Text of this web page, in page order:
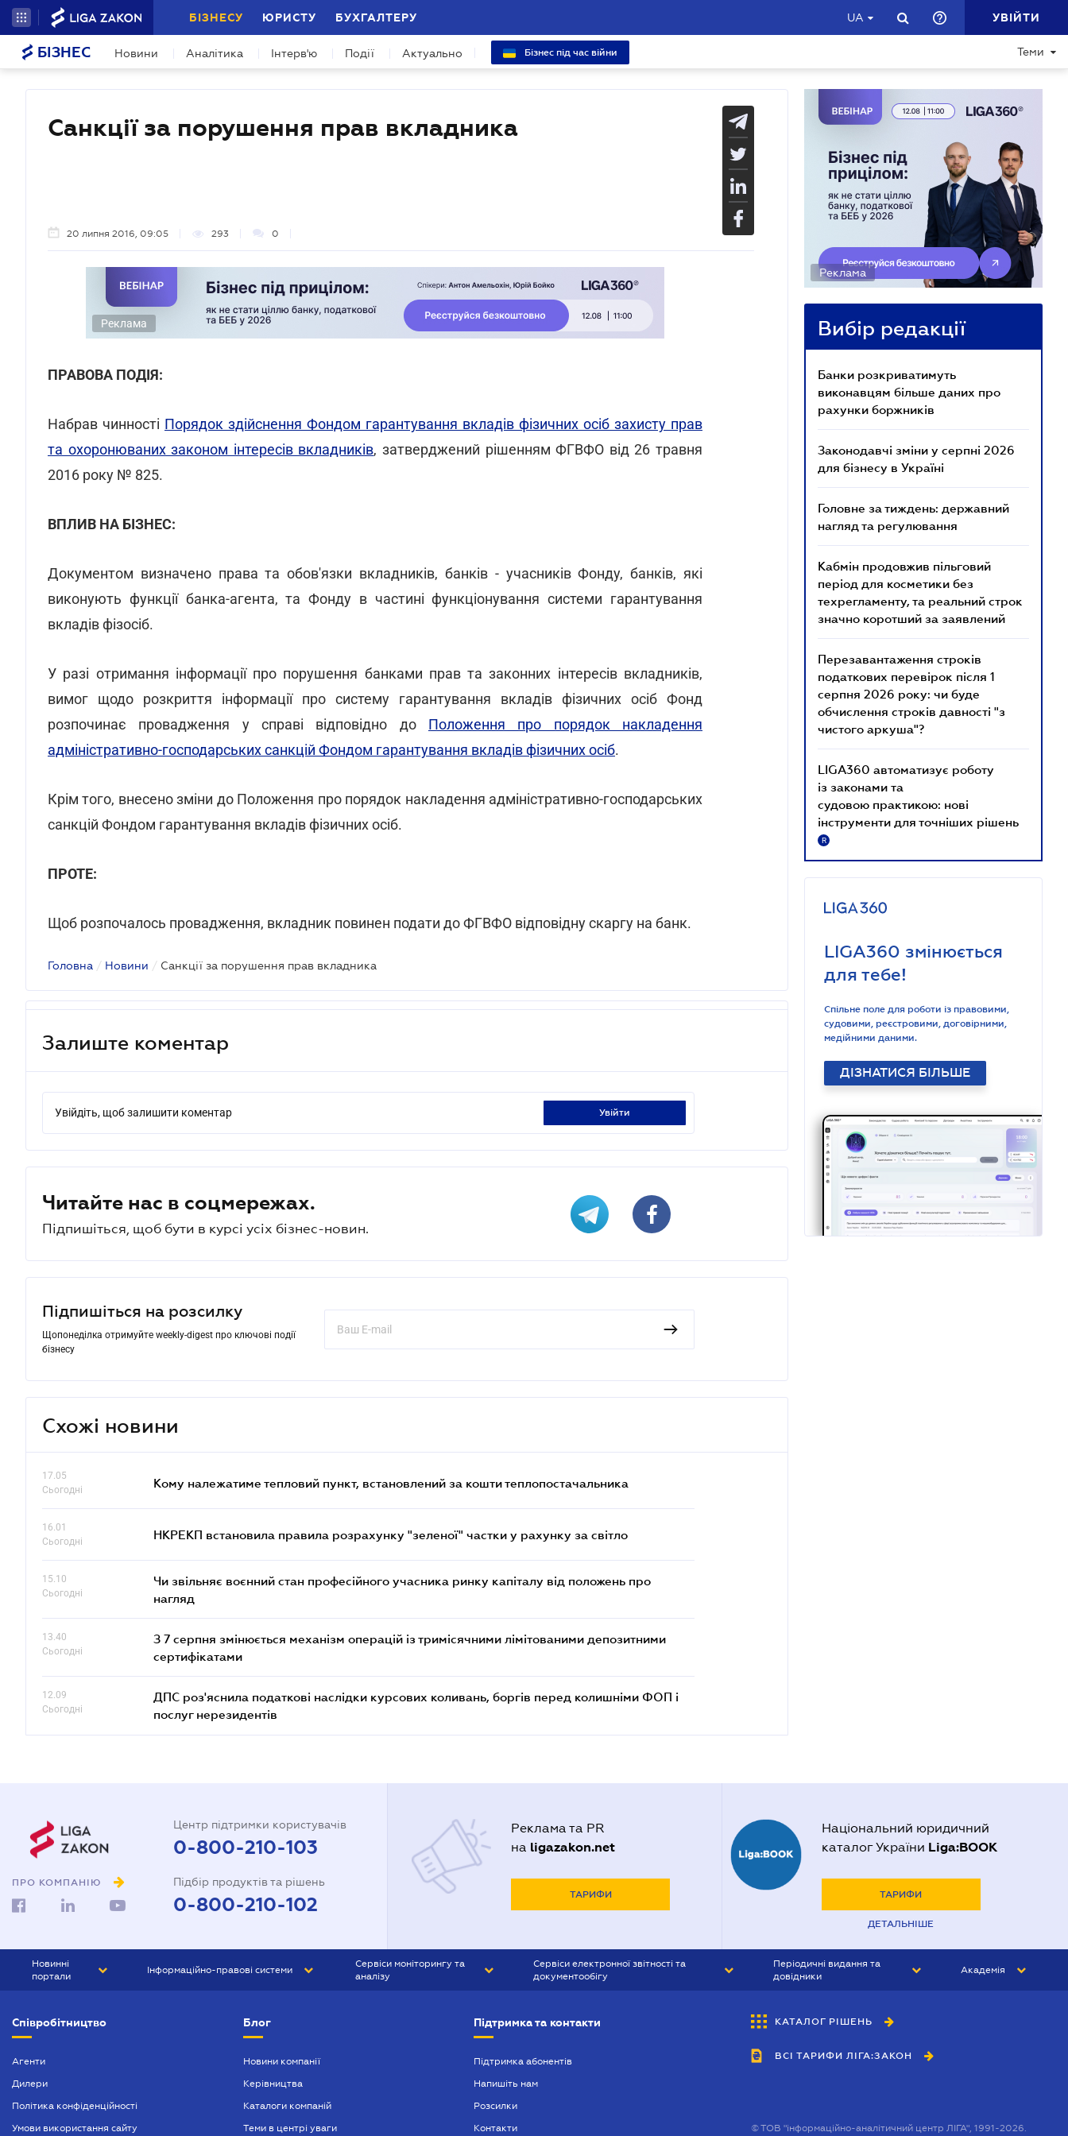
БІЗНЕСУ ЮРИСТУ БУХГАЛТЕРУ UA УВІЙТИ
БІЗНЕС Новини Аналітика Інтерв'ю Події Актуально Бізнес під час війни Теми
Санкції за порушення прав вкладника
20 липня 2016, 09:05 293 0
Реклама
ПРАВОВА ПОДІЯ:
Набрав чинності Порядок здійснення Фондом гарантування вкладів фізичних осіб захисту прав
та охоронюваних законом інтересів вкладників, затверджений рішенням ФГВФО від 26 травня
2016 року № 825.
ВПЛИВ НА БІЗНЕС:
Документом визначено права та обов'язки вкладників, банків - учасників Фонду, банків, які
виконують функції банка-агента, та Фонду в частині функціонування системи гарантування
вкладів фізосіб.
У разі отримання інформації про порушення банками прав та законних інтересів вкладників,
вимог щодо розкриття інформації про систему гарантування вкладів фізичних осіб Фонд
розпочинає провадження у справі відповідно до Положення про порядок накладення
адміністративно-господарських санкцій Фондом гарантування вкладів фізичних осіб.
Крім того, внесено зміни до Положення про порядок накладення адміністративно-господарських
санкцій Фондом гарантування вкладів фізичних осіб.
ПРОТЕ:
Щоб розпочалось провадження, вкладник повинен подати до ФГВФО відповідну скаргу на банк.
Головна / Новини / Санкції за порушення прав вкладника
Залиште коментар
Увійдіть, щоб залишити коментар увійти
Читайте нас в соцмережах.
Підпишіться, щоб бути в курсі усіх бізнес-новин.
Підпишіться на розсилку
Щопонеділка отримуйте weekly-digest про ключові події
бізнесу
Схожі новини
17.05
Сьогодні
Кому належатиме тепловий пункт, встановлений за кошти теплопостачальника
16.01
Сьогодні
НКРЕКП встановила правила розрахунку "зеленої" частки у рахунку за світло
15.10
Сьогодні
Чи звільняє воєнний стан професійного учасника ринку капіталу від положень про
нагляд
13.40
Сьогодні
З 7 серпня змінюється механізм операцій із тримісячними лімітованими депозитними
сертифікатами
12.09
Сьогодні
ДПС роз'яснила податкові наслідки курсових коливань, боргів перед колишніми ФОП і
послуг нерезидентів
Реклама
Вибір редакції
Банки розкриватимуть
виконавцям більше даних про
рахунки боржників
Законодавчі зміни у серпні 2026
для бізнесу в Україні
Головне за тиждень: державний
нагляд та регулювання
Кабмін продовжив пільговий
період для косметики без
техрегламенту, та реальний строк
значно коротший за заявлений
Перезавантаження строків
податкових перевірок після 1
серпня 2026 року: чи буде
обчислення строків давності "з
чистого аркуша"?
LIGA360 автоматизує роботу
із законами та
судовою практикою: нові
інструменти для точніших рішень
R
LIGA360 змінюється
для тебе!
Спільне поле для роботи із правовими,
судовими, реєстровими, договірними,
медійними даними.
ДІЗНАТИСЯ БІЛЬШЕ
ПРО КОМПАНІЮ
Центр підтримки користувачів
0-800-210-103
Підбір продуктів та рішень
0-800-210-102
Реклама та PR
на ligazakon.net
ТАРИФИ
Національний юридичний
каталог України Liga:BOOK
ТАРИФИ
ДЕТАЛЬНІШЕ
Новинні
портали
БІЗНЕС
Інформаційно-правові системи
БУХГАЛТЕР ПРОФ
Сервіси моніторингу та
аналізу
Сервіси електронної звітності та
документообігу
Періодичні видання та
довідники
БУХГАЛТЕР&ЗАКОН
ВІСНИК МСФЗ
Академія
Співробітництво
Агенти
Дилери
Політика конфіденційності
Умови використання сайту
Блог
Новини компанії
Керівництва
Каталоги компаній
Теми в центрі уваги
Підтримка та контакти
Підтримка абонентів
Напишіть нам
Розсилки
Контакти
КАТАЛОГ РІШЕНЬ
ВСІ ТАРИФИ ЛІГА:ЗАКОН
©ТОВ "інформаційно-аналітичний центр ЛІГА", 1991-2026.